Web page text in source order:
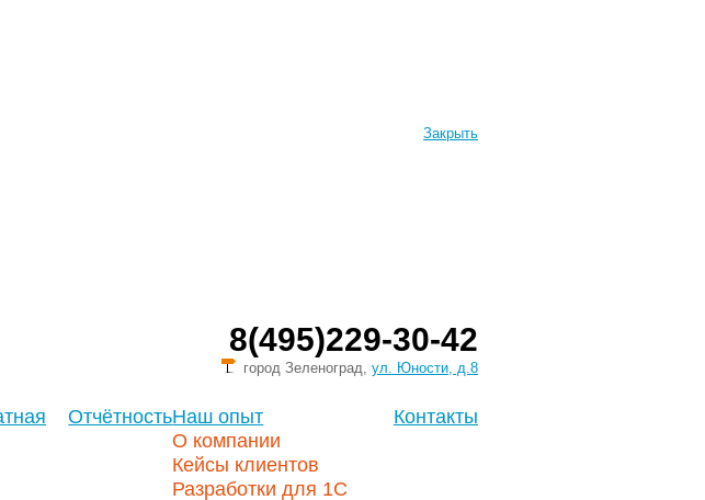
Закрыть
8(495)229-30-42
город Зеленоград, ул. Юности, д.8
ОтчётностьНаш опыт
О компании
Кейсы клиентов
Разработки для 1С
Контакты